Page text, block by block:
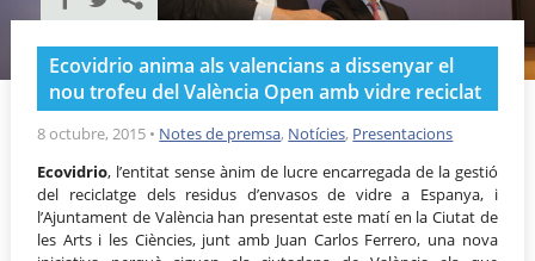
València en esport
Portal de Transparència
Reserves
Ecovidrio anima als valencians a dissenyar el
nou trofeu del València Open amb vidre reciclat
8 octubre, 2015 • Notes de premsa, Notícies, Presentacions
Ecovidrio, l’entitat sense ànim de lucre encarregada de la gestió
del reciclatge dels residus d’envasos de vidre a Espanya, i
l’Ajuntament de València han presentat este matí en la Ciutat de
les Arts i les Ciències, junt amb Juan Carlos Ferrero, una nova